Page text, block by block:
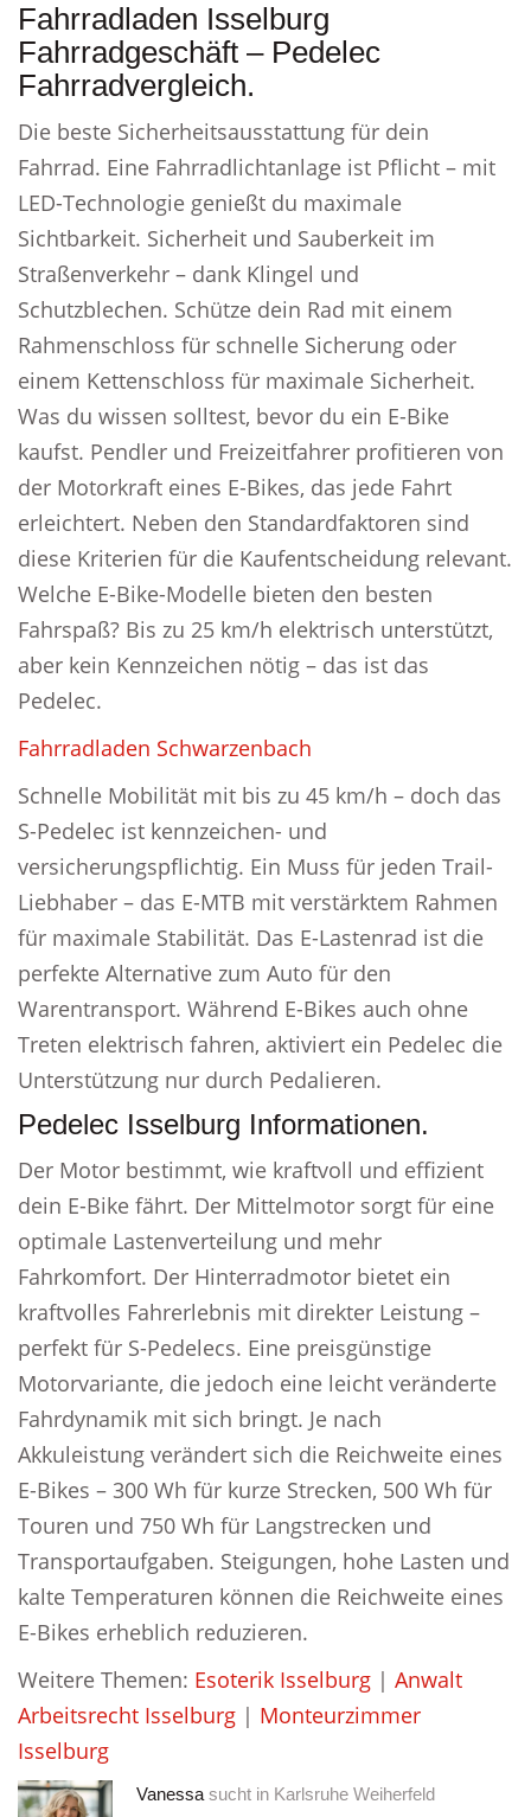
Fahrradladen Isselburg
Fahrradgeschäft – Pedelec
Fahrradvergleich.
Die beste Sicherheitsausstattung für dein
Fahrrad. Eine Fahrradlichtanlage ist Pflicht – mit
LED-Technologie genießt du maximale
Sichtbarkeit. Sicherheit und Sauberkeit im
Straßenverkehr – dank Klingel und
Schutzblechen. Schütze dein Rad mit einem
Rahmenschloss für schnelle Sicherung oder
einem Kettenschloss für maximale Sicherheit.
Was du wissen solltest, bevor du ein E-Bike
kaufst. Pendler und Freizeitfahrer profitieren von
der Motorkraft eines E-Bikes, das jede Fahrt
erleichtert. Neben den Standardfaktoren sind
diese Kriterien für die Kaufentscheidung relevant.
Welche E-Bike-Modelle bieten den besten
Fahrspaß? Bis zu 25 km/h elektrisch unterstützt,
aber kein Kennzeichen nötig – das ist das
Pedelec.
Fahrradladen Schwarzenbach
Schnelle Mobilität mit bis zu 45 km/h – doch das
S-Pedelec ist kennzeichen- und
versicherungspflichtig. Ein Muss für jeden Trail-
Liebhaber – das E-MTB mit verstärktem Rahmen
für maximale Stabilität. Das E-Lastenrad ist die
perfekte Alternative zum Auto für den
Warentransport. Während E-Bikes auch ohne
Treten elektrisch fahren, aktiviert ein Pedelec die
Unterstützung nur durch Pedalieren.
Pedelec Isselburg Informationen.
Der Motor bestimmt, wie kraftvoll und effizient
dein E-Bike fährt. Der Mittelmotor sorgt für eine
optimale Lastenverteilung und mehr
Fahrkomfort. Der Hinterradmotor bietet ein
kraftvolles Fahrerlebnis mit direkter Leistung –
perfekt für S-Pedelecs. Eine preisgünstige
Motorvariante, die jedoch eine leicht veränderte
Fahrdynamik mit sich bringt. Je nach
Akkuleistung verändert sich die Reichweite eines
E-Bikes – 300 Wh für kurze Strecken, 500 Wh für
Touren und 750 Wh für Langstrecken und
Transportaufgaben. Steigungen, hohe Lasten und
kalte Temperaturen können die Reichweite eines
E-Bikes erheblich reduzieren.
Weitere Themen: Esoterik Isselburg | Anwalt
Arbeitsrecht Isselburg | Monteurzimmer
Isselburg
Vanessa sucht in Karlsruhe Weiherfeld